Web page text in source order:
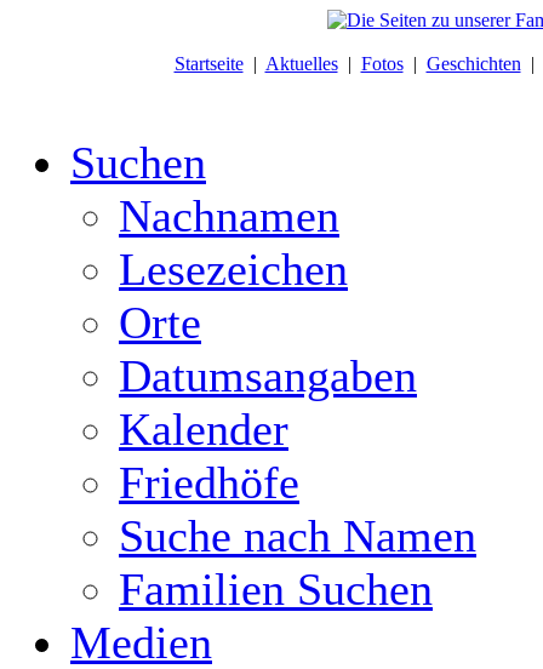
Startseite| Aktuelles| Fotos| Geschichten |
Suchen
Nachnamen
Lesezeichen
Orte
Datumsangaben
Kalender
Friedhöfe
Suche nach Namen
Familien Suchen
Medien